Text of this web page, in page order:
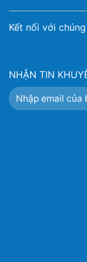
Kết nối với
NHẬN TIN